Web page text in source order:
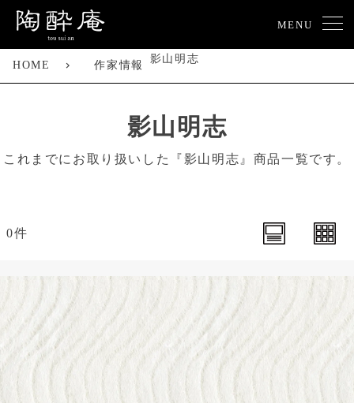
MENU
HOME 作家情報
影山明志
影山明志
これまでにお取り扱いした『影山明志』商品一覧です。
0件